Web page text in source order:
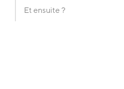
Et ensuite ?